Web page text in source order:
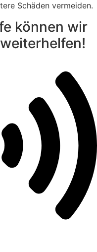
Schäden vermeiden.
können wir